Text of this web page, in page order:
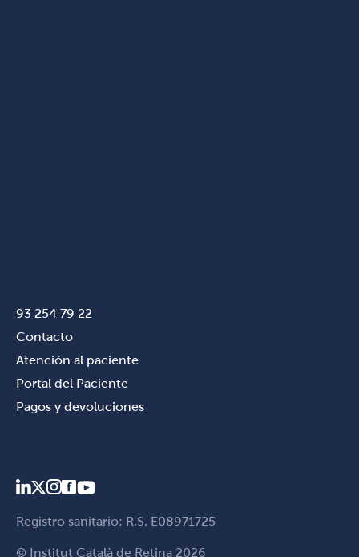
93 254 79 22
Contacto
Atención al paciente
Portal del Paciente
Pagos y devoluciones
Registro sanitario: R.S. E08971725
© Institut Català de Retina 2026